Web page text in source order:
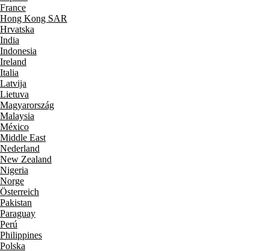
France
Hong Kong SAR
Hrvatska
India
Indonesia
Ireland
Italia
Latvija
Lietuva
Magyarország
Malaysia
México
Middle East
Nederland
New Zealand
Nigeria
Norge
Österreich
Pakistan
Paraguay
Perú
Philippines
Polska